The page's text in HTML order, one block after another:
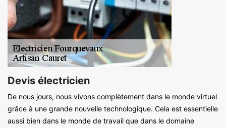
Devis électricien
De nous jours, nous vivons complètement dans le monde virtuel
grâce à une grande nouvelle technologique. Cela est essentielle
aussi bien dans le monde de travail que dans le domaine